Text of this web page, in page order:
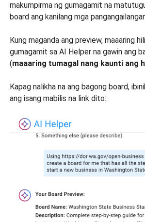
makumpirma ng gumagamit na
board ang kanilang mga
Kung maganda ang preview, maaaring
gumagamit sa AI Helper na gawin ang
(maaaring tumagal nang kaunti ang
Kapag nalikha na ang bagong board,
ang isang mabilis na link dito: